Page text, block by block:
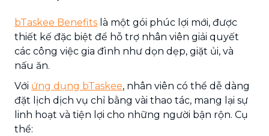
bTaskee Benefits là một gói phúc lợi mới, được
thiết kế đặc biệt để hỗ trợ nhân viên giải quyết
các công việc gia đình như dọn dẹp, giặt ủi, và
nấu ăn.
Với ứng dụng bTaskee, nhân viên có thể dễ dàng
đặt lịch dịch vụ chỉ bằng vài thao tác, mang lại sự
linh hoạt và tiện lợi cho những người bận rộn. Cụ
thể: